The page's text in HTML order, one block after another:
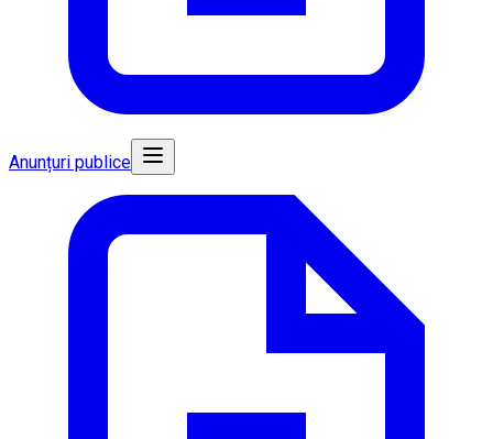
Anunțuri publice